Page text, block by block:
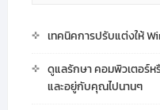
เทคนิคการปรับแต่งให้
ดูแลรักษา คอมพิวเตอร์
และอยู่กับคุณไปนานๆ